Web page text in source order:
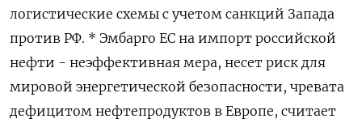
логистические схемы с учетом санкций Запада
против РФ. * Эмбарго ЕС на импорт российской
нефти - неэффективная мера, несет риск для
мировой энергетической безопасности, чревата
дефицитом нефтепродуктов в Европе, считает